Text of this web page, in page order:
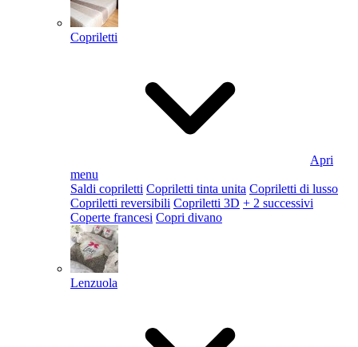
Copriletti
Apri
menu
Saldi copriletti Copriletti tinta unita Copriletti di lusso
Copriletti reversibili Copriletti 3D + 2 successivi
Coperte francesi Copri divano
Lenzuola